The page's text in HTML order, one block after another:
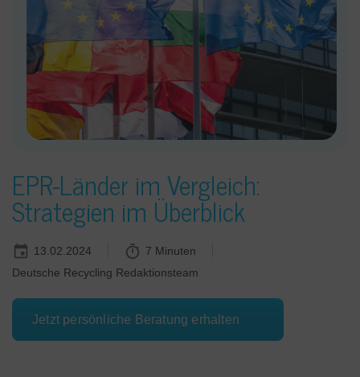
EPR-Länder im Vergleich:
Strategien im Überblick
13.02.2024
7 Minuten
Deutsche Recycling Redaktionsteam
Jetzt persönliche Beratung erhalten